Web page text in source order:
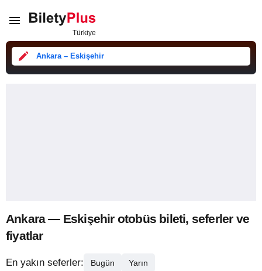
Ankara – Eskişehir
Ankara — Eskişehir otobüs bileti, seferler ve
fiyatlar
En yakın seferler: Bugün Yarın